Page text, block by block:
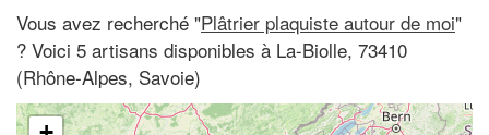
Vous avez recherché "Plâtrier plaquiste autour de moi"
? Voici 5 artisans disponibles à La-Biolle, 73410
(Rhône-Alpes, Savoie)